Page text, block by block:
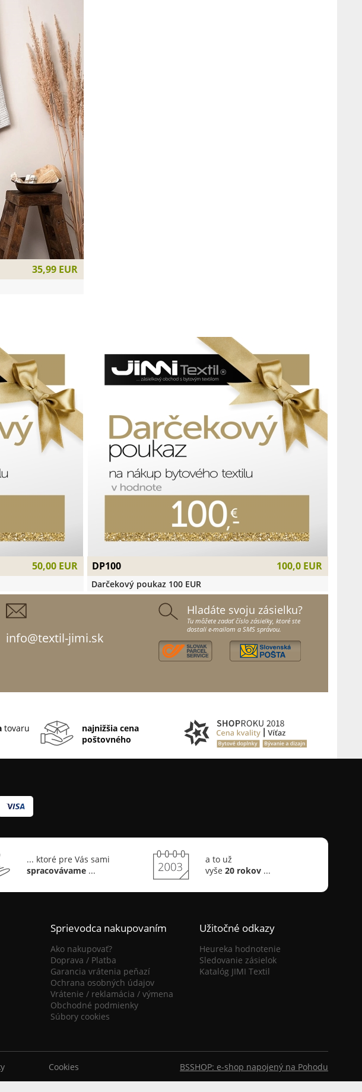
35,99 EUR
50,00 EUR DP100 100,0 EUR
Darčekový poukaz 100 EUR
info@textil-jimi.sk
Hladáte svoju zásielku?
Tu môžete zadať číslo zásielky, ktoré ste
dostali e-mailom a SMS správou.
tovaru
najnižšia cena
poštovného
Sprievodca nakupovaním
Ako nakupovať?
Doprava / Platba
Garancia vrátenia peňazí
Ochrana osobných údajov
Vrátenie / reklamácia / výmena
Obchodné podmienky
Súbory cookies
Užitočné odkazy
Heureka hodnotenie
Sledovanie zásielok
Katalóg JIMI Textil
BSSHOP: e-shop napojený na Pohodu
Cookies
... ktoré pre Vás sami
spracovávame ...
a to už
vyše 20 rokov...